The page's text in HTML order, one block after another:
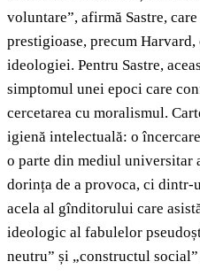
voluntare”, afirmă Sastre,
prestigioase, precum
ideologiei. Pentru Sastre,
simptomul unei epoci care
cercetarea cu moralismul.
igienă intelectuală: o
o parte din mediul universitar
dorința de a provoca, ci dintr-
acela al gînditorului care
ideologic al fabulelor
neutru” și „constructul